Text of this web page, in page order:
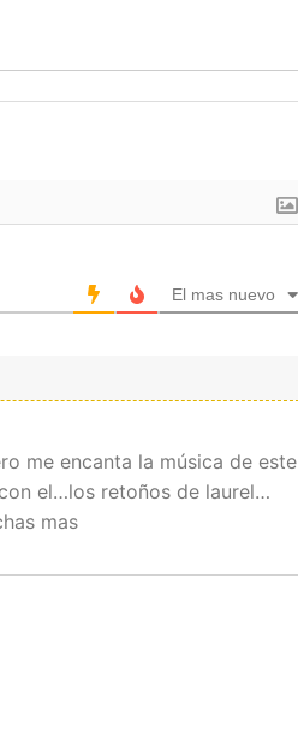
El mas nuevo
me encanta la música de este
el…los retoños de laurel…
mas